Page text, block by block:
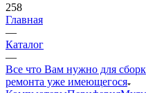
258
Главная
—
Каталог
—
Все что Вам нужно для
ремонта уже имеющегося